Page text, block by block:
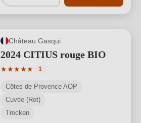
Château Gasqui
2024 CITIUS rouge BIO
★★★★★
Durchschnittliche Bewertung von 5
1
Côtes de Provence AOP
Cuvée (Rot)
Trocken